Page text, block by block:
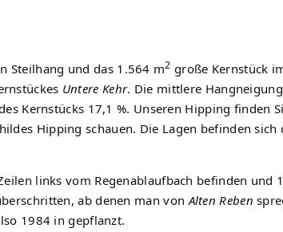
Steilhang und das 1.564 m2 große Kernstück
Untere Kehr. Die mittlere
Kernstücks 17,1 %. Unseren Hipping finden
Hipping schauen. Die Lagen befinden sich
links vom Regenablaufbach befinden und
ab denen man vonAlten Reben
1984 in gepflanzt.